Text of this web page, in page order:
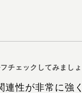
チェックしてみましょ
連性が非常に強